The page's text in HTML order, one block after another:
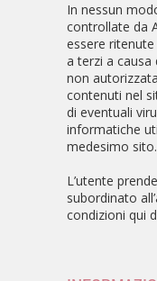
In nessun
controllate da
essere
a terzi a causa
non
contenuti nel
di eventuali
informatiche
medesimo sito.
L’utente
subordinato
condizioni qui